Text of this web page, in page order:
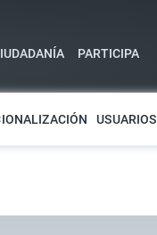
PARTICIPA
USUARIOS